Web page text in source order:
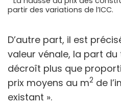
partir des variations de l’ICC.
D’autre part, il est
valeur vénale, la part
décroît plus que
prix moyens au m2 de
existant ».